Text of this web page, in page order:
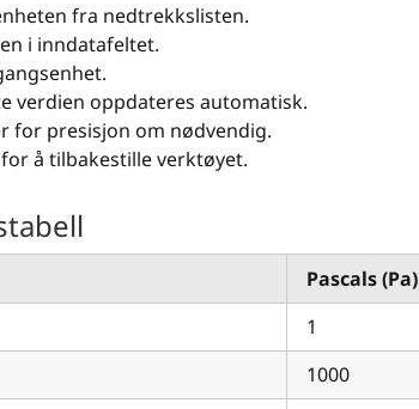
fra nedtrekkslisten.
i inndatafeltet.
verdien oppdateres automatisk.
for presisjon om nødvendig.
for å tilbakestille verktøyet.
Pascals (Pa)
1
1000